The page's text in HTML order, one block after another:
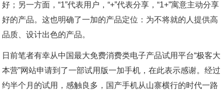
好；另一方面，“1”代表用户，“+”代表分享，“1+”寓意主动分享
好的产品。这也明确了一加的产品定位：为不将就的人提供高
品质、设计出色的产品。
日前笔者有幸从中国最大免费消费类电子产品试用平台“极客大
本营”网站申请到了一部试用版一加手机，在此表示感谢。经过
约半个月的试用，感触良多，国产手机从山寨横行的时代一路